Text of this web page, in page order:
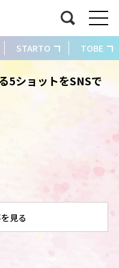
STARTO TOBE
5ショットをSNSで
見る